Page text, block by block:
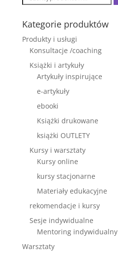
Kategorie produktów
Produkty i usługi
Konsultacje /coaching
Książki i artykuły
Artykuły inspirujące
e-artykuły
ebooki
Książki drukowane
książki OUTLETY
Kursy i warsztaty
Kursy online
kursy stacjonarne
Materiały edukacyjne
rekomendacje i kursy
Sesje indywidualne
Mentoring indywidualny
Warsztaty